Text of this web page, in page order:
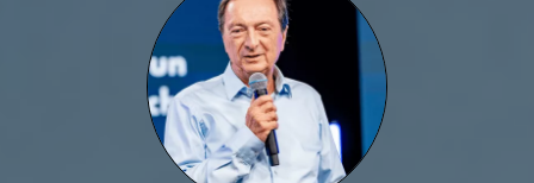
Fonction de commentaires dédiée au débat citoyen.
Pas d'insultes. Merci.